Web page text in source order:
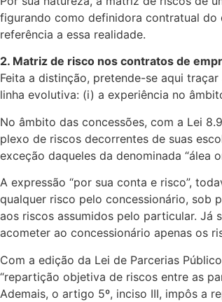
figurando como definidora contratual do
referência a essa realidade.
2. Matriz de risco nos contratos de
Feita a distinção, pretende-se aqui
linha evolutiva: (i) a experiência no
No âmbito das concessões, com a Lei
plexo de riscos decorrentes de suas
exceção daqueles da denominada “álea
A expressão “por sua conta e risco”,
qualquer risco pelo concessionário, sob
aos riscos assumidos pelo particular. Já
acometer ao concessionário apenas os
Com a edição da Lei de Parcerias
“repartição objetiva de riscos entre as
Ademais, o artigo 5º, inciso III, impôs a